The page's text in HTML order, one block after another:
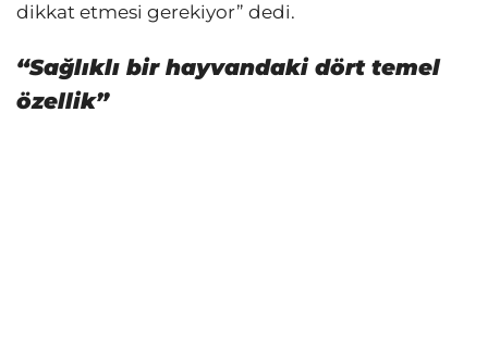
dikkat etmesi gerekiyor” dedi.
“Sağlıklı bir hayvandaki dört temel
özellik”